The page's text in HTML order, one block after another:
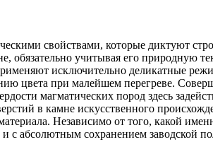
свойствами, которые диктуют
обязательно учитывая его природную
исключительно деликатные
цвета при малейшем перегреве.
магматических пород здесь
в камне искусственного
Независимо от того, какой
с абсолютным сохранением заводской